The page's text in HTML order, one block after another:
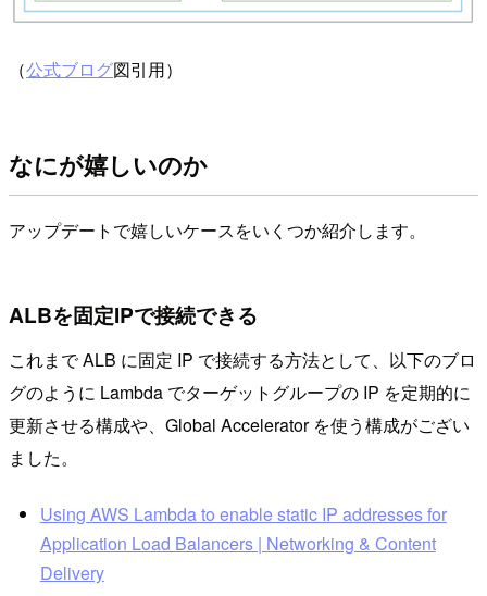
（公式ブログ図引用）
なにが嬉しいのか
アップデートで嬉しいケースをいくつか紹介します。
ALBを固定IPで接続できる
これまで ALB に固定 IP で接続する方法として、以下のブロ
グのように Lambda でターゲットグループの IP を定期的に
更新させる構成や、Global Accelerator を使う構成がござい
ました。
Using AWS Lambda to enable static IP addresses for
Application Load Balancers | Networking & Content
Delivery